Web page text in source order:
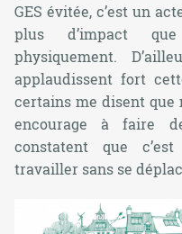
GES évitée, c’est un
plus d’impact
physiquement.
applaudissent fort
certains me disent que
encourage à faire
constatent que
travailler sans se